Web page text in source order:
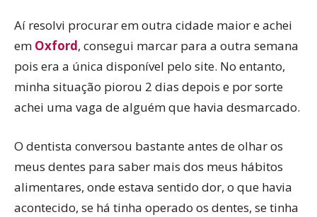
Aí resolvi procurar em outra cidade maior e achei
em Oxford, consegui marcar para a outra semana
pois era a única disponível pelo site. No entanto,
minha situação piorou 2 dias depois e por sorte
achei uma vaga de alguém que havia desmarcado.
O dentista conversou bastante antes de olhar os
meus dentes para saber mais dos meus hábitos
alimentares, onde estava sentido dor, o que havia
acontecido, se há tinha operado os dentes, se tinha